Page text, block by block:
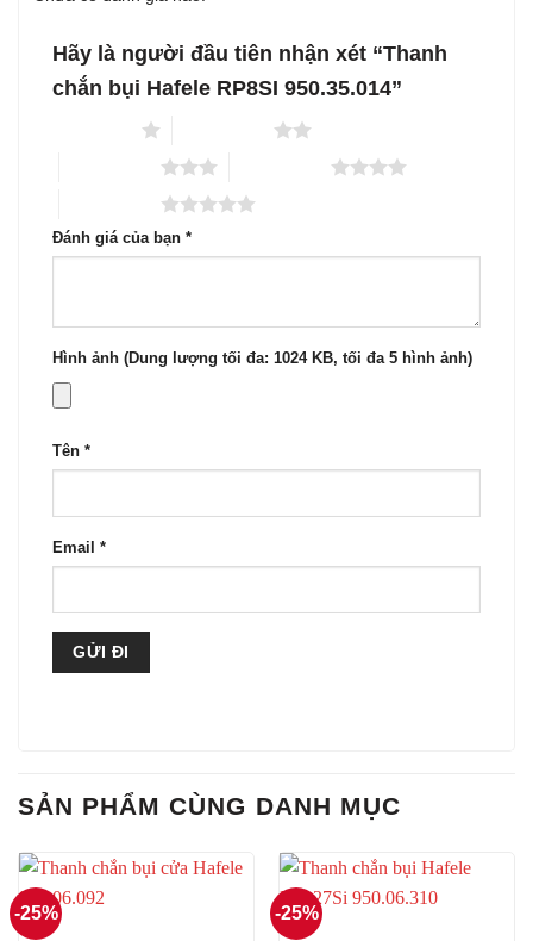
Hãy là người đầu tiên nhận xét “Thanh
chắn bụi Hafele RP8SI 950.35.014”
Đánh giá của bạn *
Hình ảnh (Dung lượng tối đa: 1024 KB, tối đa 5 hình ảnh)
Tên *
Email *
SẢN PHẨM CÙNG DANH MỤC
-25% -25%